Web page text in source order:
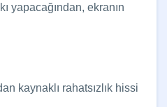
yapacağından, ekranın
kaynaklı rahatsızlık hissi